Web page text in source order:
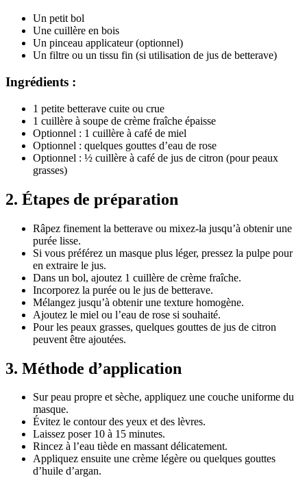
Un petit bol
Une cuillère en bois
Un pinceau applicateur (optionnel)
Un filtre ou un tissu fin (si utilisation de jus de betterave)
Ingrédients :
1 petite betterave cuite ou crue
1 cuillère à soupe de crème fraîche épaisse
Optionnel : 1 cuillère à café de miel
Optionnel : quelques gouttes d’eau de rose
Optionnel : ½ cuillère à café de jus de citron (pour peaux
grasses)
2. Étapes de préparation
Râpez finement la betterave ou mixez-la jusqu’à obtenir une
purée lisse.
Si vous préférez un masque plus léger, pressez la pulpe pour
en extraire le jus.
Dans un bol, ajoutez 1 cuillère de crème fraîche.
Incorporez la purée ou le jus de betterave.
Mélangez jusqu’à obtenir une texture homogène.
Ajoutez le miel ou l’eau de rose si souhaité.
Pour les peaux grasses, quelques gouttes de jus de citron
peuvent être ajoutées.
3. Méthode d’application
Sur peau propre et sèche, appliquez une couche uniforme du
masque.
Évitez le contour des yeux et des lèvres.
Laissez poser 10 à 15 minutes.
Rincez à l’eau tiède en massant délicatement.
Appliquez ensuite une crème légère ou quelques gouttes
d’huile d’argan.